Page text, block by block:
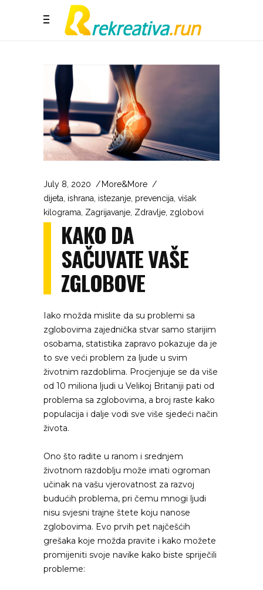
July 8, 2020
More&More
dijeta, ishrana, istezanje, prevencija, višak
kilograma, Zagrijavanje, Zdravlje, zglobovi
KAKO DA
SAČUVATE VAŠE
ZGLOBOVE
Iako možda mislite da su problemi sa
zglobovima zajednička stvar samo starijim
osobama, statistika zapravo pokazuje da je
to sve veći problem za ljude u svim
životnim razdoblima. Procjenjuje se da više
od 10 miliona ljudi u Velikoj Britaniji pati od
problema sa zglobovima, a broj raste kako
populacija i dalje vodi sve više sjedeći način
života.
Ono što radite u ranom i srednjem
životnom razdoblju može imati ogroman
učinak na vašu vjerovatnost za razvoj
budućih problema, pri čemu mnogi ljudi
nisu svjesni trajne štete koju nanose
zglobovima. Evo prvih pet najčešćih
grešaka koje možda pravite i kako možete
promijeniti svoje navike kako biste spriječili
probleme: